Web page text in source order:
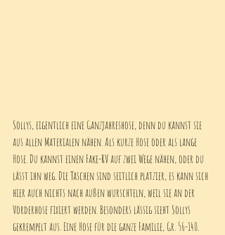
Sollys, eigentlich eine Ganzjahreshose, denn du kannst sie
aus allen Materialen nähen. Als kurze Hose oder als lange
Hose. Du kannst einen Fake-RV auf zwei Wege nähen, oder du
lässt ihn weg. Die Taschen sind seitlich platzier, es kann sich
hier auch nichts nach außen wurschteln, weil sie an der
Vorderhose fixiert werden. Besonders lässig sieht Sollys
gekrempelt aus. Eine Hose für die ganze Familie, Gr. 56-140.